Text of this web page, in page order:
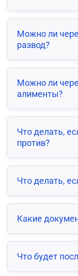
Можно ли
развод?
Можно ли
алименты?
Что делать,
против?
Что делать,
Какие
Что будет